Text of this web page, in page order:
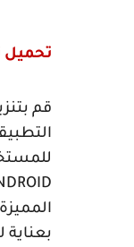
تحميل
قم
بعناية